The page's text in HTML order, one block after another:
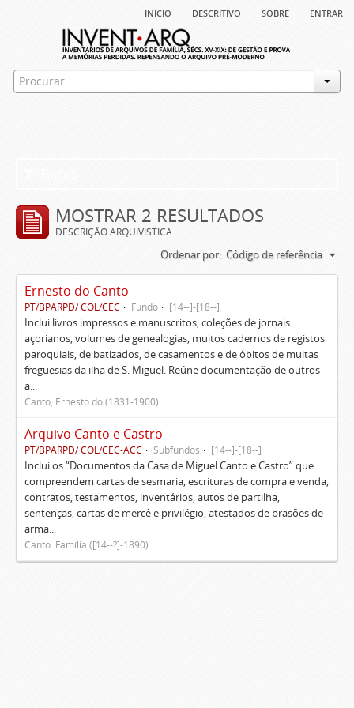
início descritivo sobre entrar
MOSTRAR 2 RESULTADOS
DESCRIÇÃO ARQUIVÍSTICA
Ordenar por: Código de referência
Ernesto do Canto
PT/BPARPD/ COL/CEC Fundo [14--]-[18--]
Inclui livros impressos e manuscritos, coleções de jornais
açorianos, volumes de genealogias, muitos cadernos de registos
paroquiais, de batizados, de casamentos e de óbitos de muitas
freguesias da ilha de S. Miguel. Reúne documentação de outros
a...
Canto, Ernesto do (1831-1900)
Arquivo Canto e Castro
PT/BPARPD/ COL/CEC-ACC Subfundos [14--]-[18--]
Inclui os “Documentos da Casa de Miguel Canto e Castro” que
compreendem cartas de sesmaria, escrituras de compra e venda,
contratos, testamentos, inventários, autos de partilha,
sentenças, cartas de mercê e privilégio, atestados de brasões de
arma...
Canto. Família ([14--?]-1890)